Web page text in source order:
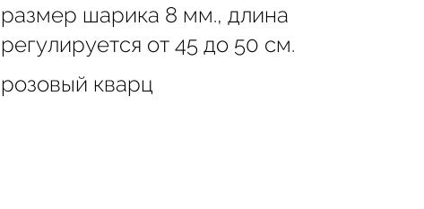
размер шарика 8 мм., длина
регулируется от 45 до 50 см.
розовый кварц